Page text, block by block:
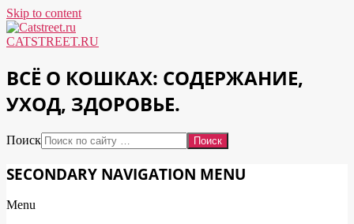
Skip to content
CATSTREET.RU
ВСЁ О КОШКАХ: СОДЕРЖАНИЕ,
УХОД, ЗДОРОВЬЕ.
Поиск
SECONDARY NAVIGATION MENU
Menu